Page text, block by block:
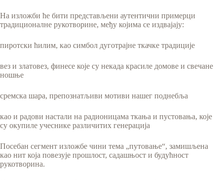
На изложби ће бити представљени аутентични примерци
традиционалне рукотворине, међу којима се издвајају:
пиротски ћилим, као симбол дуготрајне ткачке традиције
вез и златовез, финесе које су некада красиле домове и свечане
ношње
сремска шара, препознатљиви мотиви нашег поднебља
као и радови настали на радионицама ткања и пустовања, које
су окупиле учеснике различитих генерација
Посебан сегмент изложбе чини тема „путовање“, замишљена
као нит која повезује прошлост, садашњост и будућност
рукотворина.